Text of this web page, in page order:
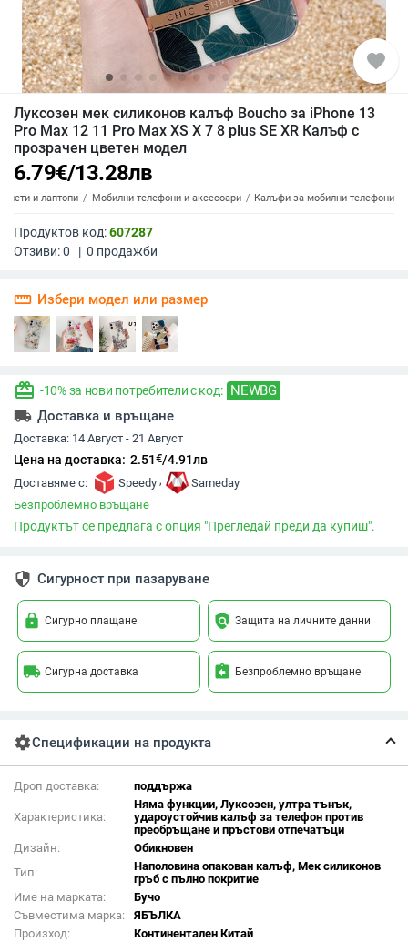
favorite
Луксозен мек силиконов калъф Boucho за iPhone 13
Pro Max 12 11 Pro Max XS X 7 8 plus SE XR Калъф с
прозрачен цветен модел
6.79€/13.28лв
и лаптопи Мобилни телефони и аксесоари Калъфи за мобилни телефони
Продуктов код:607287
Отзиви:0 | 0 продажби
straighten Избери модел или размер
redeem -10% за нови потребители с код: NEWBG
local_shipping Доставка и връщане
Доставка: 14 Август - 21 Август
Цена на доставка: 2.51€/4.91лв
Доставяме с: Speedy ,
Sameday
Безпроблемно връщане
Продуктът се предлага с опция "Прегледай преди да купиш".
security Сигурност при пазаруване
lock Сигурно плащане policy Защита на личните данни
local_shipping Сигурна доставка assignment_return Безпроблемно връщане
settingsСпецификации на продукта
Дроп доставка: поддържа
Характеристика:
Няма функции, Луксозен, ултра тънък,
удароустойчив калъф за телефон против
преобръщане и пръстови отпечатъци
Дизайн:
Обикновен
Тип:
Наполовина опакован калъф, Мек силиконов
гръб с пълно покритие
Име на марката:
Бучо
Съвместима марка:
ЯБЪЛКА
Произход:
Континентален Китай